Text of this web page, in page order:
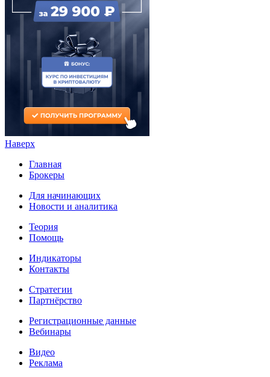
Наверх
Главная
Брокеры
Для начинающих
Новости и аналитика
Теория
Помощь
Индикаторы
Контакты
Стратегии
Партнёрство
Регистрационные данные
Вебинары
Видео
Реклама